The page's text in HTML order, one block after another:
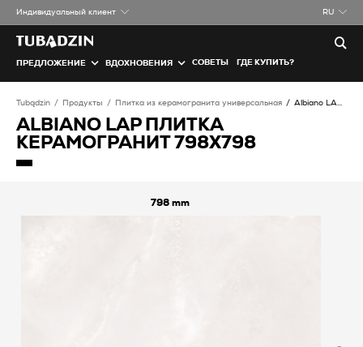
Индивидуальный клиент RU
ПРЕДЛОЖЕНИЕ ВДОХНОВЕНИЯ СОВЕТЫ ГДЕ КУПИТЬ?
Tubądzin Продукты Плитка из керамогранита универсальная Albiano LAP Плитка керамогранит
ALBIANO LAP ПЛИТКА
КЕРАМОГРАНИТ 798X798
798